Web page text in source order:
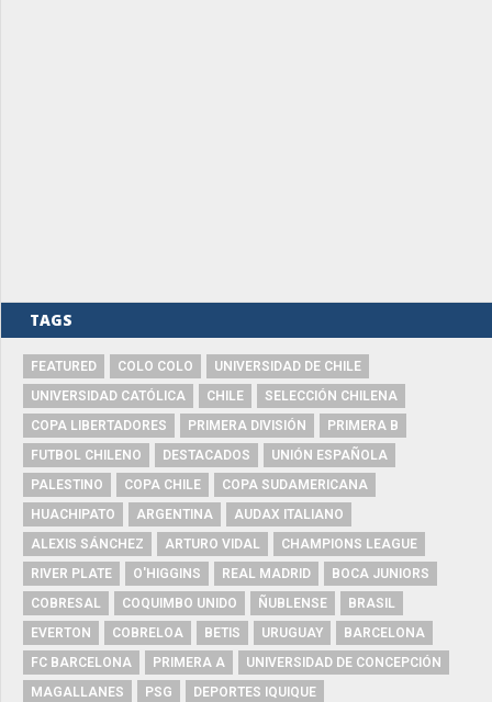
TAGS
FEATURED COLO COLO
UNIVERSIDAD DE CHILE
UNIVERSIDAD CATÓLICA
CHILE
SELECCIÓN CHILENA
COPA LIBERTADORES
PRIMERA DIVISIÓN
PRIMERA B
FUTBOL CHILENO
DESTACADOS
UNIÓN ESPAÑOLA
PALESTINO
COPA CHILE
COPA SUDAMERICANA
HUACHIPATO
ARGENTINA
AUDAX ITALIANO
ALEXIS SÁNCHEZ
ARTURO VIDAL
CHAMPIONS LEAGUE
RIVER PLATE
O'HIGGINS REAL MADRID
BOCA JUNIORS
COBRESAL
COQUIMBO UNIDO ÑUBLENSE
BRASIL
EVERTON
COBRELOA BETIS URUGUAY
BARCELONA
FC BARCELONA
PRIMERA A
UNIVERSIDAD DE CONCEPCIÓN
MAGALLANES
PSG DEPORTES IQUIQUE